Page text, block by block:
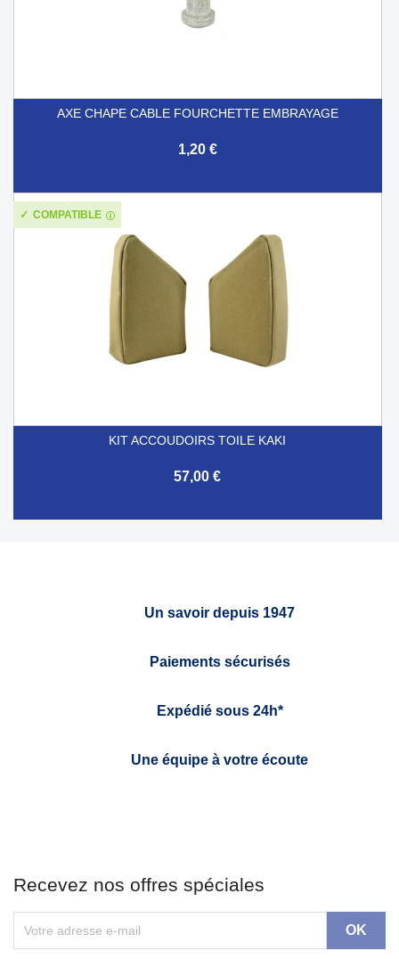
AXE CHAPE CABLE FOURCHETTE EMBRAYAGE
1,20 €
KIT ACCOUDOIRS TOILE KAKI
57,00 €
COMPATIBLE
Un savoir depuis 1947
Paiements sécurisés
Expédié sous 24h*
Une équipe à votre écoute
Recevez nos offres spéciales